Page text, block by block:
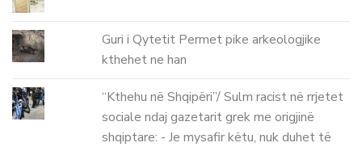
Guri i Qytetit Permet pike arkeologjike
kthehet ne han
“Kthehu në Shqipëri”/ Sulm racist në rrjetet
sociale ndaj gazetarit grek me origjinë
shqiptare: - Je mysafir këtu, nuk duhet të